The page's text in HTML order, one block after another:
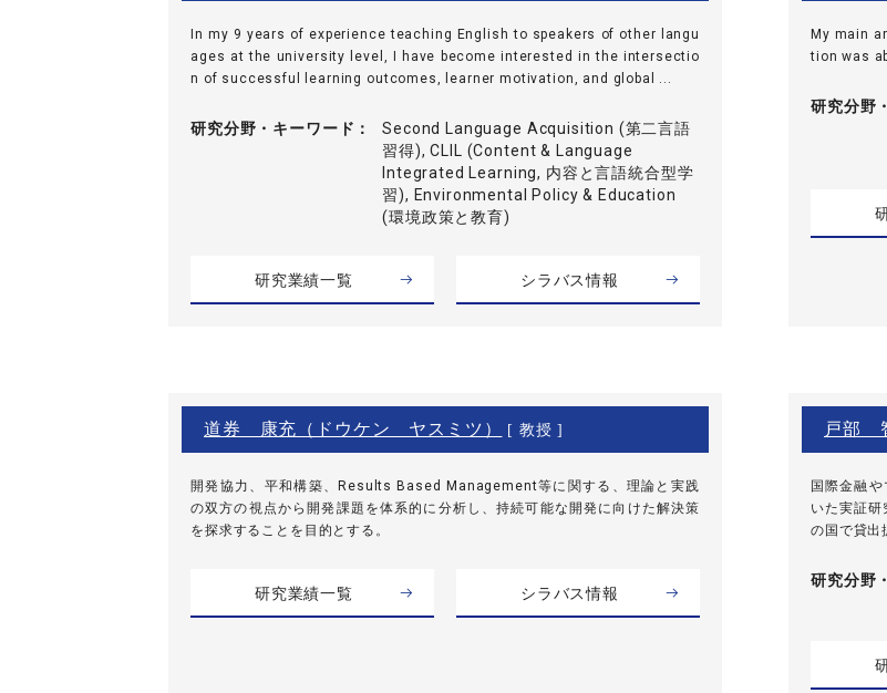
In my 9 years of experience teaching English to speakers of other langu
ages at the university level, I have become interested in the intersectio
n of successful learning outcomes, learner motivation, and global ...
研究分野・ キーワード
Second Language Acquisition (第二言語
習得), CLIL (Content & Language
Integrated Learning, 内容と言語統合型学
習), Environmental Policy & Education
(環境政策と教育)
研究業績一覧 シラバス情報
My main
tion was
研究分野・
道券 康充（ドウケン ヤスミツ） [ 教授 ]
開発協力、平和構築、Results Based Management等に関する、理論と実践
の双方の視点から開発課題を体系的に分析し、持続可能な開発に向けた解決策
を探求することを目的とする。
研究業績一覧 シラバス情報
戸部
国際金融
いた実証研
の国で貸出
研究分野・